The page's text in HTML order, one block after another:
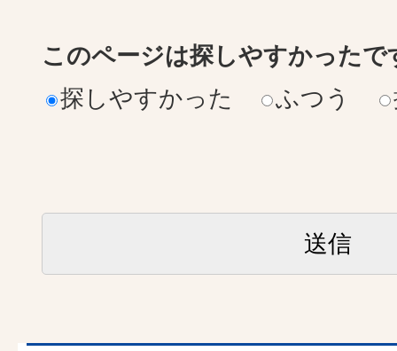
このページは探しやすかったで
探しやすかった
ふつう